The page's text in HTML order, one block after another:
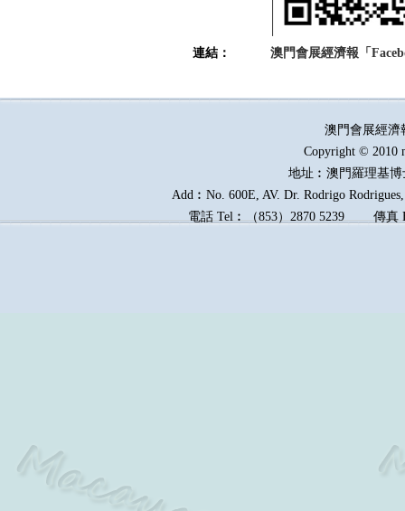
連結： 澳門會展經濟報「
澳門會展經
Copyright © 2010
地址︰澳門羅理基
Add︰No. 600E, AV. Dr. Rodrigo
電話 Tel︰（853）2870 5239傳真